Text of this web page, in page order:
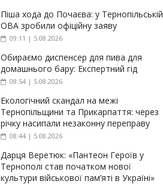
Піша хода до Почаєва: у Тернопільській
ОВА зробили офіційну заяву
09:11 | 5.08.2026
Обираємо диспенсер для пива для
домашнього бару: Експертний гід
08:54 | 5.08.2026
Екологічний скандал на межі
Тернопільщини та Прикарпаття: через
річку насипали незаконну переправу
08:44 | 5.08.2026
Дарця Веретюк: «Пантеон Героїв у
Тернополі став початком нової
культури військової пам’яті в Україні»